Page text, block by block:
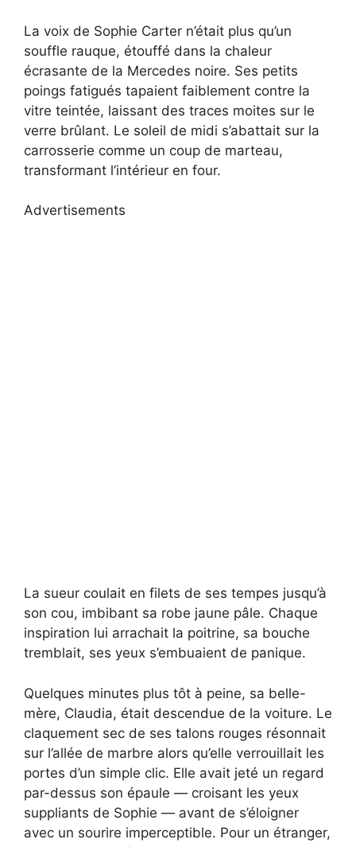
La voix de Sophie Carter n’était plus qu’un
souffle rauque, étouffé dans la chaleur
écrasante de la Mercedes noire. Ses petits
poings fatigués tapaient faiblement contre la
vitre teintée, laissant des traces moites sur le
verre brûlant. Le soleil de midi s’abattait sur la
carrosserie comme un coup de marteau,
transformant l’intérieur en four.
Advertisements
La sueur coulait en filets de ses tempes jusqu’à
son cou, imbibant sa robe jaune pâle. Chaque
inspiration lui arrachait la poitrine, sa bouche
tremblait, ses yeux s’embuaient de panique.
Quelques minutes plus tôt à peine, sa belle-
mère, Claudia, était descendue de la voiture. Le
claquement sec de ses talons rouges résonnait
sur l’allée de marbre alors qu’elle verrouillait les
portes d’un simple clic. Elle avait jeté un regard
par-dessus son épaule — croisant les yeux
suppliants de Sophie — avant de s’éloigner
avec un sourire imperceptible. Pour un étranger,